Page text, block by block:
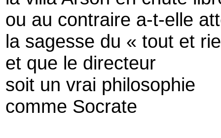
ou au contraire a-t-elle
la sagesse du « tout et
et que le directeur
soit un vrai philosophie
comme Socrate